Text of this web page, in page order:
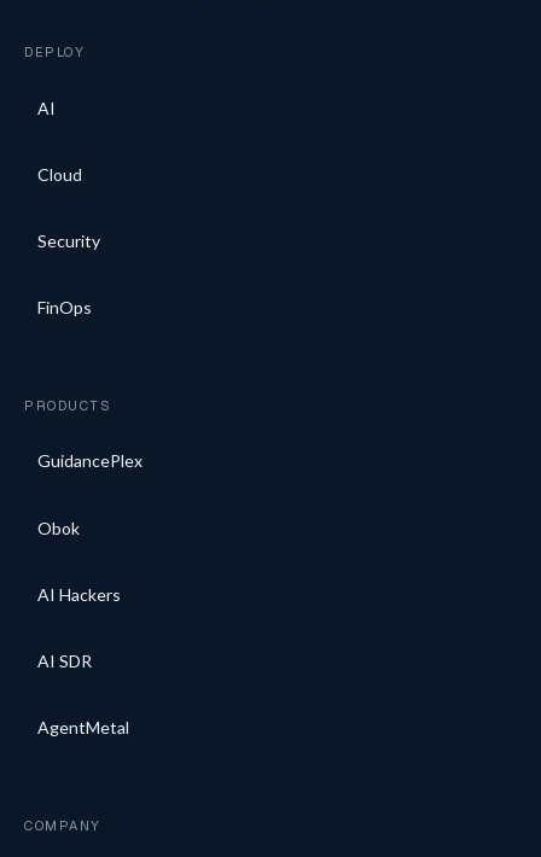
DEPLOY
AI
Cloud
Security
FinOps
PRODUCTS
GuidancePlex
Obok
AI Hackers
AI SDR
AgentMetal
COMPANY